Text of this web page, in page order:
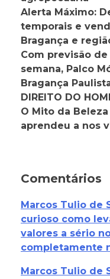
Alerta Máximo:
temporais e
Bragança e
Com previsão
semana, Palco
Bragança
DIREITO DO
O Mito da
aprendeu a nos
Comentários
Marcos Tulio de
curioso como
valores a sério
completamente
Marcos Tulio de